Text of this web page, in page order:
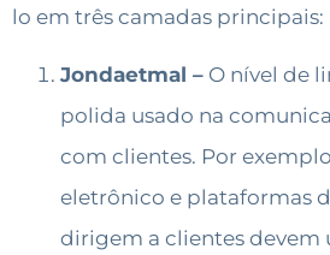
lo em três camadas principais:
Jondaetmal – O nível de
polida usado na
com clientes. Por
eletrônico e plataformas
dirigem a clientes devem